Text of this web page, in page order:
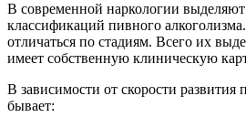
В современной наркологии выделяют
классификаций пивного
отличаться по стадиям. Всего их
имеет собственную клиническую
В зависимости от скорости развития
бывает: